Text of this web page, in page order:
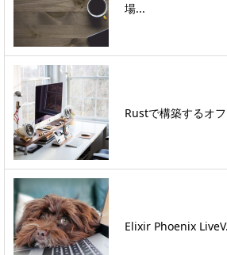
場...
Rustで構築するオ
Elixir Phoenix